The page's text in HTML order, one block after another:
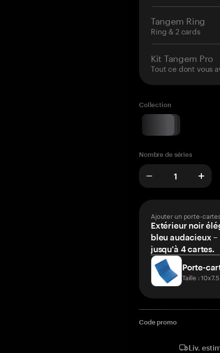
Tangem Ring
Ring & 2 cards
Kit Tangem Pro
Tout ce dont vous
Collection
Nombre de séries
Ajouter un porte-
Extérieur noir
bleu audacieux
jusqu'à 4 cartes.
Porte-
Taille :
Code promo
Liv.